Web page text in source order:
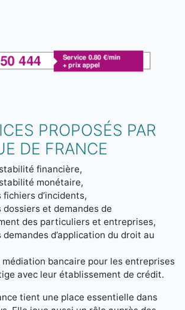
PROPOSÉS PAR
DE FRANCE
financière,
monétaire,
fichiers d’incidents,
dossiers et demandes de
des particuliers et entreprises,
demandes d’application du droit au
médiation bancaire pour les entreprises
avec leur établissement de crédit.
tient une place essentielle dans